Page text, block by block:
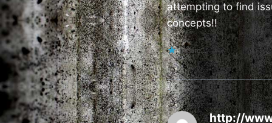
attempting to find
concepts!!
Încarc...
http://